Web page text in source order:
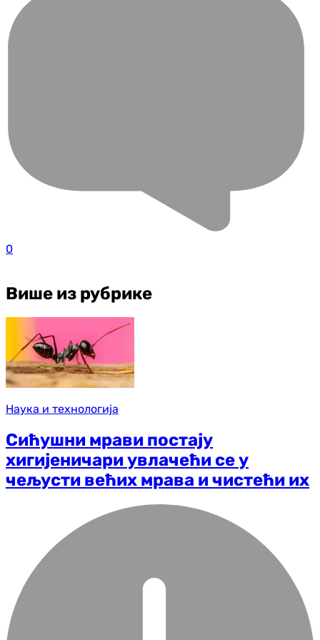
0
Више из рубрике
Наука и технологија
Сићушни мрави постају
хигијеничари увлачећи се у
чељусти већих мрава и чистећи их